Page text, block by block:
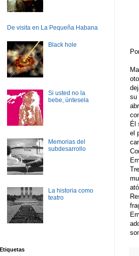
su
Él
el
De visita en La Pequeña Habana
Black hole
Si usted no la
bebe, úntesela
Memorias del
subdesarrollo
La historia como
teatro
Etiquetas